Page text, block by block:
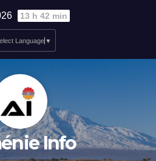
13 h 42 min
Language ▼
Info